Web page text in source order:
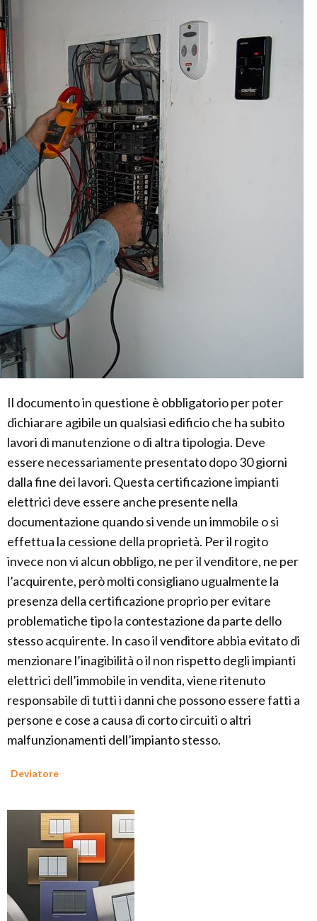
Il documento in questione è obbligatorio per poter
dichiarare agibile un qualsiasi edificio che ha subito
lavori di manutenzione o di altra tipologia. Deve
essere necessariamente presentato dopo 30 giorni
dalla fine dei lavori. Questa certificazione impianti
elettrici deve essere anche presente nella
documentazione quando si vende un immobile o si
effettua la cessione della proprietà. Per il rogito
invece non vi alcun obbligo, ne per il venditore, ne per
l’acquirente, però molti consigliano ugualmente la
presenza della certificazione proprio per evitare
problematiche tipo la contestazione da parte dello
stesso acquirente. In caso il venditore abbia evitato di
menzionare l’inagibilità o il non rispetto degli impianti
elettrici dell’immobile in vendita, viene ritenuto
responsabile di tutti i danni che possono essere fatti a
persone e cose a causa di corto circuiti o altri
malfunzionamenti dell’impianto stesso.
Deviatore